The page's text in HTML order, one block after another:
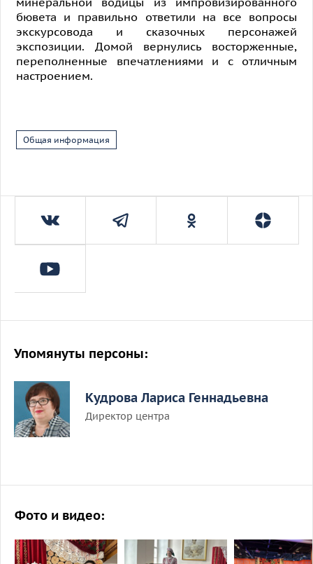
бювета и правильно ответили на все вопросы
экскурсовода и сказочных персонажей
экспозиции. Домой вернулись восторженные,
переполненные впечатлениями и с отличным
настроением.
Общая информация
Упомянуты персоны:
Кудрова Лариса Геннадьевна
Директор центра
Фото и видео: